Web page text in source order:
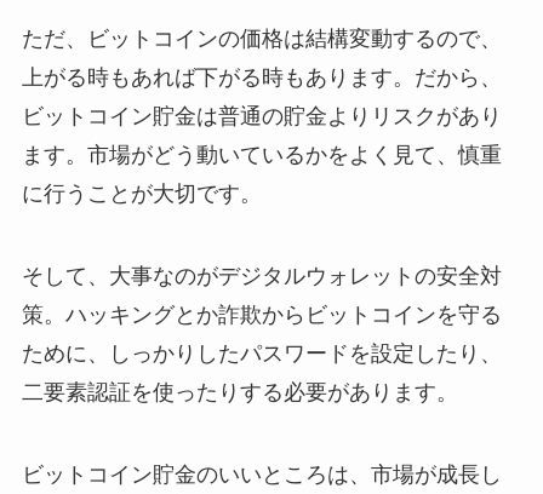
ただ、ビットコインの価格は結構変動するので、
上がる時もあれば下がる時もあります。だから、
ビットコイン貯金は普通の貯金よりリスクがあり
ます。市場がどう動いているかをよく見て、慎重
に行うことが大切です。
そして、大事なのがデジタルウォレットの安全対
策。ハッキングとか詐欺からビットコインを守る
ために、しっかりしたパスワードを設定したり、
二要素認証を使ったりする必要があります。
ビットコイン貯金のいいところは、市場が成長し